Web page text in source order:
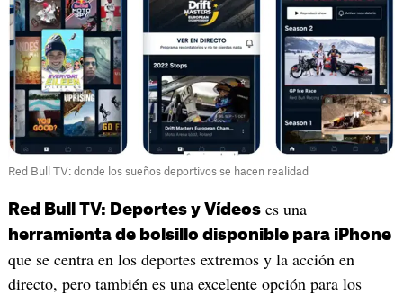
Red Bull TV: donde los sueños deportivos se hacen realidad
Red Bull TV: Deportes y Vídeoses una
herramienta de bolsillo disponible para iPhone
que se centra en los deportes extremos y la acción en
directo, pero también es una excelente opción para los